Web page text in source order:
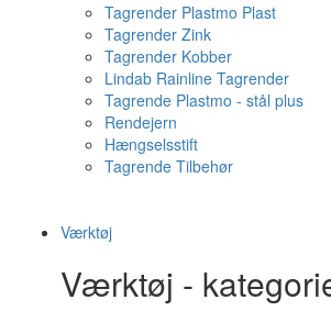
Tagrender Plastmo Plast
Tagrender Zink
Tagrender Kobber
Lindab Rainline Tagrender
Tagrende Plastmo - stål plus
Rendejern
Hængselsstift
Tagrende Tilbehør
Værktøj
Værktøj -